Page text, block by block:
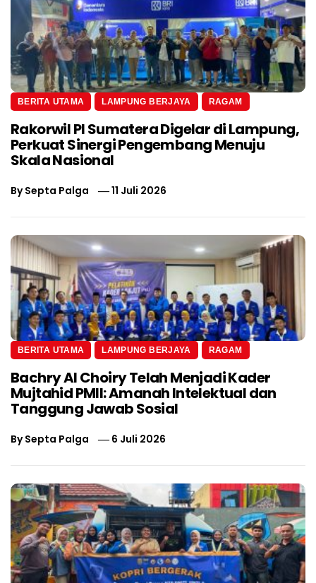
BERITA UTAMA LAMPUNG BERJAYA RAGAM
Rakorwil PI Sumatera Digelar di Lampung,
Perkuat Sinergi Pengembang Menuju
Skala Nasional
BySepta Palga 11 Juli 2026
BERITA UTAMA LAMPUNG BERJAYA RAGAM
Bachry Al Choiry Telah Menjadi Kader
Mujtahid PMII: Amanah Intelektual dan
Tanggung Jawab Sosial
BySepta Palga 6 Juli 2026